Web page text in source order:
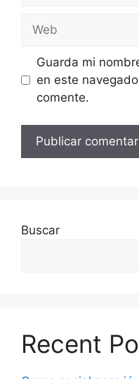
Web
Guarda mi
en este
comente.
Buscar
Recent